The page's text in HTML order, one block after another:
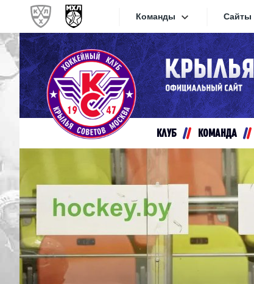
Команды
Конференция «Запад»
Дивизион Золотой
Академия Михайлова
Локо
МХК Динамо СПб
МХК Динамо-М
МХК Спартак
Сайты
КЛУБ КОМАНДА